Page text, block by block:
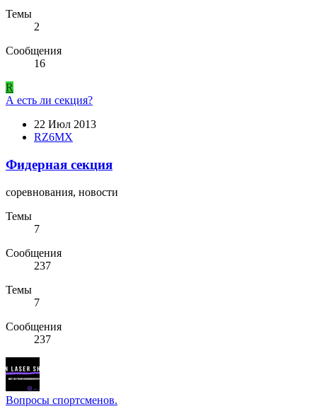
Темы
2
Сообщения
16
R
А есть ли секция?
22 Июл 2013
RZ6MX
Фидерная секция
соревнования, новости
Темы
7
Сообщения
237
Темы
7
Сообщения
237
Вопросы спортсменов.